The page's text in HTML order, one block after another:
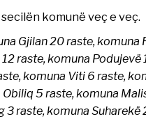
komunë veç e veç.
Gjilan 20 raste, komuna
raste, komuna Podujevë
komuna Viti 6 raste,
5 raste, komuna
raste, komuna Suharekë